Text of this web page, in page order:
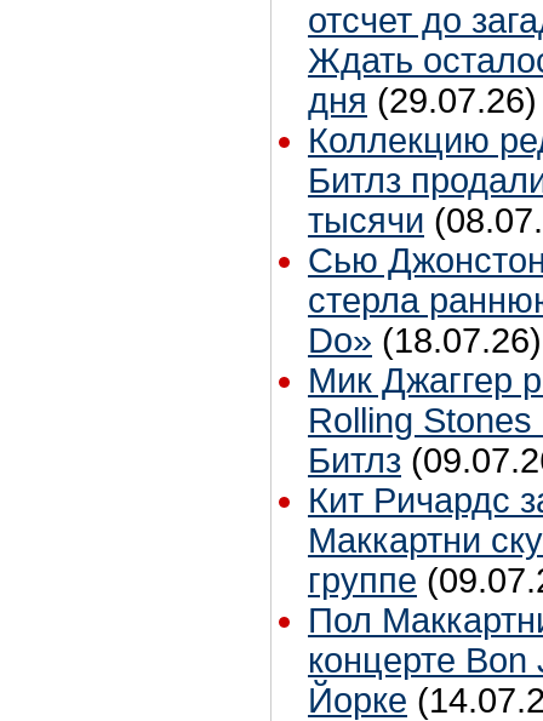
отсчет до
Ждать
дня (29.07.26)
Коллекцию
Битлз
тысячи
Сью
стерла
Do» (18.07.26)
Мик Джаггер
Rolling Stones
Битлз
Кит Ричардс
Маккартни
группе
Пол
концерте
Йорке